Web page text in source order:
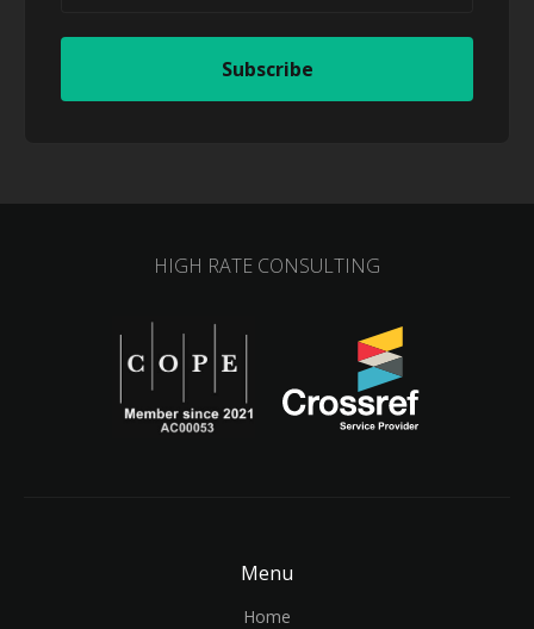
HIGH RATE CONSULTING
Menu
Home